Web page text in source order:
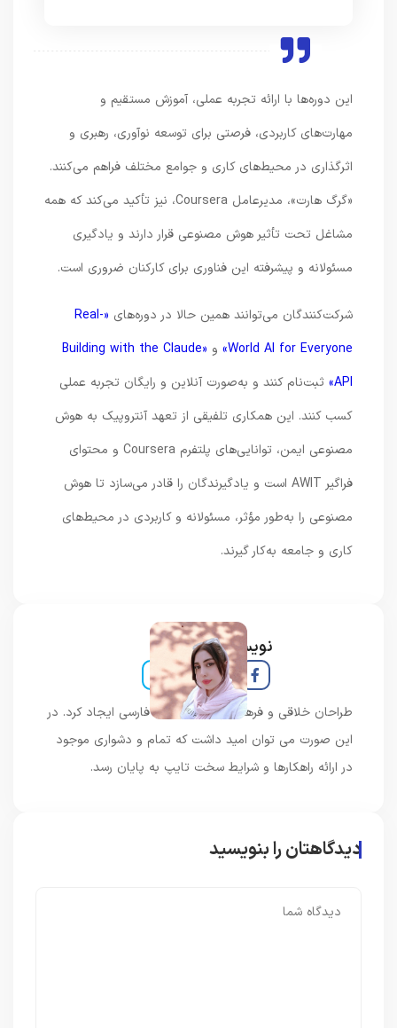
این دوره‌ها با ارائه تجربه عملی، آموزش مستقیم و
مهارت‌های کاربردی، فرصتی برای توسعه نوآوری، رهبری و
اثرگذاری در محیط‌های کاری و جوامع مختلف فراهم می‌کنند.
«گرگ هارت»، مدیرعامل Coursera، نیز تأکید می‌کند که همه
مشاغل تحت تأثیر هوش مصنوعی قرار دارند و یادگیری
مسئولانه و پیشرفته این فناوری برای کارکنان ضروری است.
شرکت‌کنندگان می‌توانند همین حالا در دوره‌های «Real-
World AI for Everyone» و «Building with the Claude
ثبت‌نام کنند و به‌صورت آنلاین و رایگان تجربه عملی
کسب کنند. این همکاری تلفیقی از تعهد آنتروپیک به هوش
مصنوعی ایمن، توانایی‌های پلتفرم Coursera و محتوای
فراگیر AWIT است و یادگیرندگان را قادر می‌سازد تا هوش
مصنوعی را به‌طور مؤثر، مسئولانه و کاربردی در محیط‌های
کاری و جامعه به‌کار گیرند.
نویسنده و خبرنگار
طراحان خلاقی و فرهنگ پیشرو در زبان فارسی ایجاد کرد. در
این صورت می توان امید داشت که تمام و دشواری موجود
در ارائه راهکارها و شرایط سخت تایپ به پایان رسد.
دیدگاهتان را بنویسید